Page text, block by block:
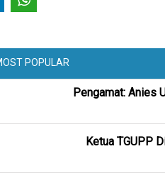
POPULAR
Pengamat: Anies
Ketua TGUPP